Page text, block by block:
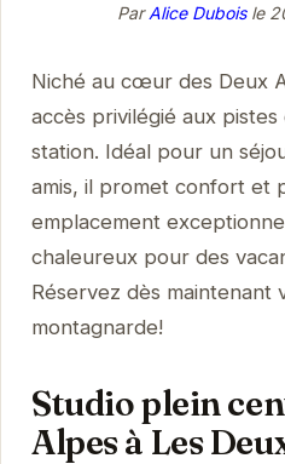
ParAlice Duboisle
Niché au cœur des Deux
accès privilégié aux
station. Idéal pour un
amis, il promet confort et
emplacement
chaleureux pour des
Réservez dès maintenant
montagnarde!
Studio plein
Alpes à Les